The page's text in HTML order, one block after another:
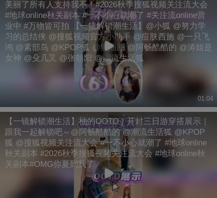
美丽了所有人支持我不！#2026秋季搜狐视频关注流大会
#地球online秋关副本 #一不小心就潮了 #关注流online营
业中 #万物皆可拍 【一镜解锁潮生活】@小狐 @努力学
习的总结侠 @搜狐视频官方小助手 @痘肤西施 @一只飞
鸿 @素部鸟 @KPOP狐 @狐圈圈 @阿畅酷酷的 @涛姐是
女神 @殳几又 @张朝阳 @潮流生活狐
01:04
【一镜解锁潮生活】柚的OOTD｜开封三日游穿搭展示｜
跟我一起解锁吧～@阿畅酷酷的 @潮流生活狐 @KPOP
狐 @搜狐视频关注流大会 #一不小心就潮了 #地球online
秋关副本 #2026秋季搜狐视频关注流大会 #地球online秋
关副本#OMG你夏到我了